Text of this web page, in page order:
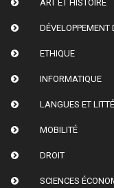
ART ET HISTOIRE
DÉVELOPPEMENT
ETHIQUE
INFORMATIQUE
LANGUES ET
MOBILITÉ
DROIT
SCIENCES